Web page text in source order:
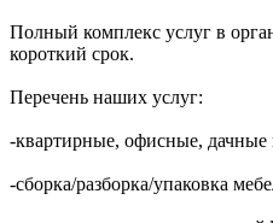
Полный комплекс услуг в
короткий срок.
Перечень наших услуг:
-квартирные, офисные, дачные
-сборка/разборка/упаковка